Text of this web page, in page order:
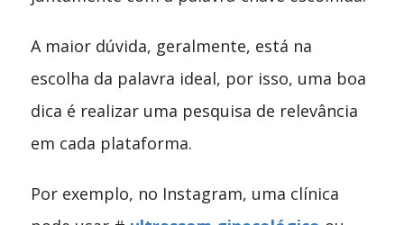
A maior dúvida, geralmente, está na
escolha da palavra ideal, por isso, uma boa
dica é realizar uma pesquisa de relevância
em cada plataforma.
Por exemplo, no Instagram, uma clínica